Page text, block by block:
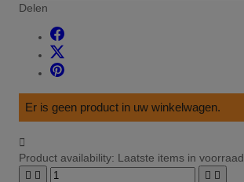
Delen
Er is geen product in uw winkelwagen.

Product availability: Laatste items in voorraad
   